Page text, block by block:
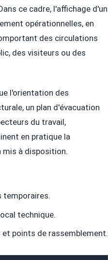
ce cadre, l'affichage d'un
opérationnelles, en
des circulations
des visiteurs ou des
l'orientation des
un plan d'évacuation
du travail,
en pratique la
mis à disposition.
temporaires.
technique.
points de rassemblement.